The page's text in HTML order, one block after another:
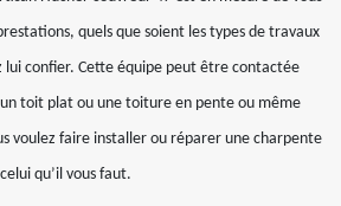
quels que soient les types de travaux
lui confier. Cette équipe peut être contactée
toit plat ou une toiture en pente ou même
voulez faire installer ou réparer une charpente
qu’il vous faut.